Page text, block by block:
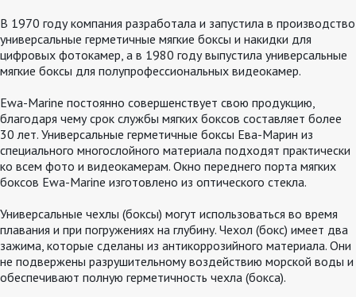
В 1970 году компания разработала и запустила в производство
универсальные герметичные мягкие боксы и накидки для
цифровых фотокамер, а в 1980 году выпустила универсальные
мягкие боксы для полупрофессиональных видеокамер.
Ewa-Marine постоянно совершенствует свою продукцию,
благодаря чему срок службы мягких боксов составляет более
30 лет. Универсальные герметичные боксы Ева-Марин из
специального многослойного материала подходят практически
ко всем фото и видеокамерам. Окно переднего порта мягких
боксов Ewa-Marine изготовлено из оптического стекла.
Универсальные чехлы (боксы) могут использоваться во время
плавания и при погружениях на глубину. Чехол (бокс) имеет два
зажима, которые сделаны из антикоррозийного материала. Они
не подвержены разрушительному воздействию морской воды и
обеспечивают полную герметичность чехла (бокса).